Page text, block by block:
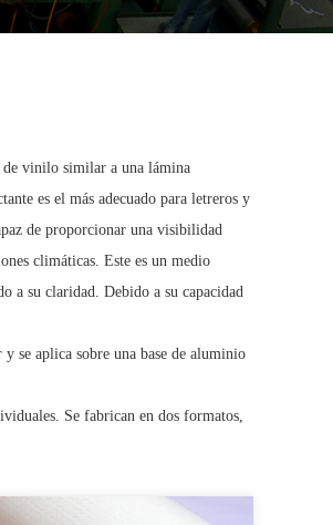
de vinilo similar a una lámina
es el más adecuado para letreros y
de proporcionar una visibilidad
climáticas. Este es un medio
a su claridad. Debido a su capacidad
se aplica sobre una base de aluminio
Se fabrican en dos formatos,